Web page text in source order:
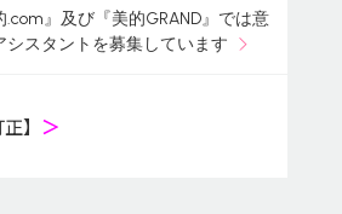
.com』及び『美的GRAND』では意
シスタントを募集しています
】 ＞